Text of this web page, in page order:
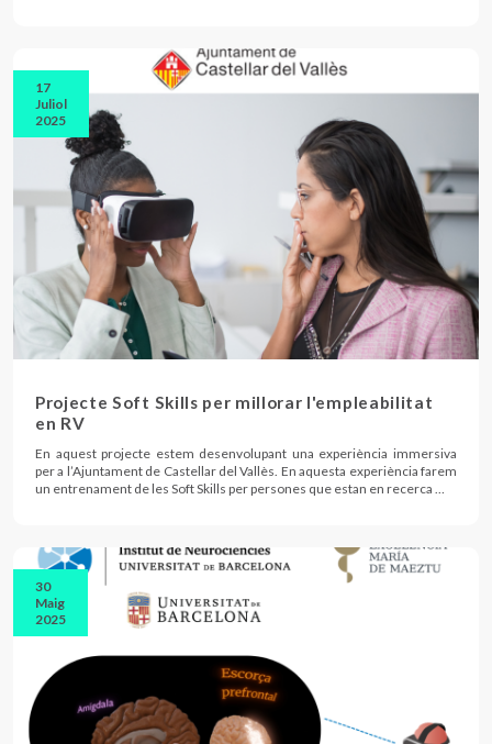
17
Juliol
2025
Projecte Soft Skills per millorar l'empleabilitat
en RV
En aquest projecte estem desenvolupant una experiència immersiva
per a l’Ajuntament de Castellar del Vallès. En aquesta experiència farem
un entrenament de les Soft Skills per persones que estan en recerca …
30
Maig
2025